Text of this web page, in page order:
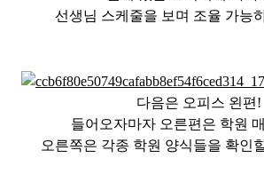
선생님 스케줄을 보며 조율 가능
다음은 오피스 왼편!
들어오자마자 오른편은 학원
오른쪽은 각종 학원 양식들을 확인